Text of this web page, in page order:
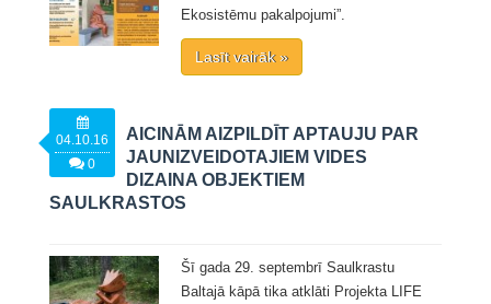
Ekosistēmu pakalpojumi”.
Lasīt vairāk »
04.10.16
0
AICINĀM AIZPILDĪT APTAUJU PAR
JAUNIZVEIDOTAJIEM VIDES
DIZAINA OBJEKTIEM
SAULKRASTOS
Šī gada 29. septembrī Saulkrastu
Baltajā kāpā tika atklāti Projekta LIFE